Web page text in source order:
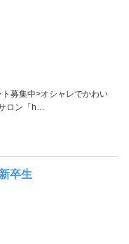
ト募集中>オシャレでかわい
ロン「h…
卒生